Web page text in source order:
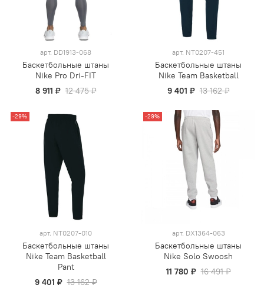
арт. DD1913-068
Баскетбольные штаны
Nike Pro Dri-FIT
8 911 ₽ 12 475 ₽
арт. NT0207-451
Баскетбольные штаны
Nike Team Basketball
9 401 ₽ 13 162 ₽
-29%
арт. NT0207-010
Баскетбольные штаны
Nike Team Basketball
Pant
9 401 ₽ 13 162 ₽
-29%
арт. DX1364-063
Баскетбольные штаны
Nike Solo Swoosh
11 780 ₽ 16 491 ₽